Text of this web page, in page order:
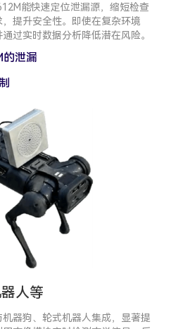
能快速定位泄漏源，缩短检查
提升安全性。即使在复杂环境
过实时数据分析降低潜在风险。
的泄漏
人等
器狗、轮式机器人集成，显著提